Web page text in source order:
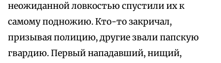
неожиданной ловкостью спустили их к
самому подножию. Кто-то закричал,
призывая полицию, другие звали папскую
гвардию. Первый нападавший, нищий,